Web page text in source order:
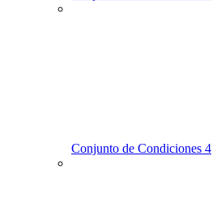
Conjunto de Condiciones 4